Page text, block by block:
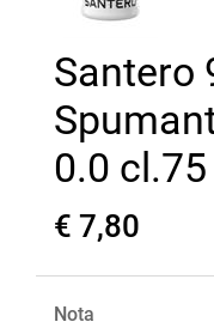
Santero
0.0 cl.75
€ 7,80
Nota